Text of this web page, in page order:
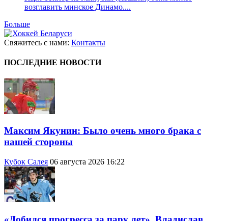
возглавить минское Динамо....
Больше
Свяжитесь с нами: Контакты
ПОСЛЕДНИЕ НОВОСТИ
Максим Якунин: Было очень много брака с
нашей стороны
Кубок Салея 06 августа 2026 16:22